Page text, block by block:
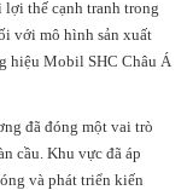
lợi thế cạnh tranh trong
với mô hình sản xuất
hiệu Mobil SHC Châu Á
đã đóng một vai trò
cầu. Khu vực đã áp
và phát triển kiến